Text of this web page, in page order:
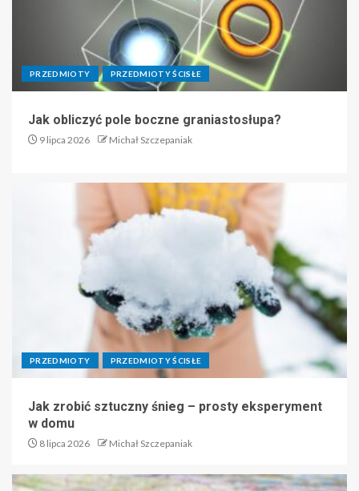
PRZEDMIOTY PRZEDMIOTY ŚCISŁE
Jak obliczyć pole boczne graniastosłupa?
9 lipca 2026 Michał Szczepaniak
PRZEDMIOTY PRZEDMIOTY ŚCISŁE
Jak zrobić sztuczny śnieg – prosty eksperyment
w domu
8 lipca 2026 Michał Szczepaniak